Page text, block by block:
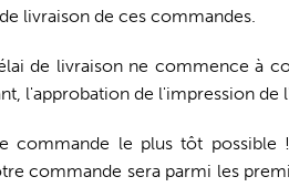
livraison de ces commandes.
de livraison ne commence à
l'approbation de l'impression
commande le plus tôt
commande sera parmi les